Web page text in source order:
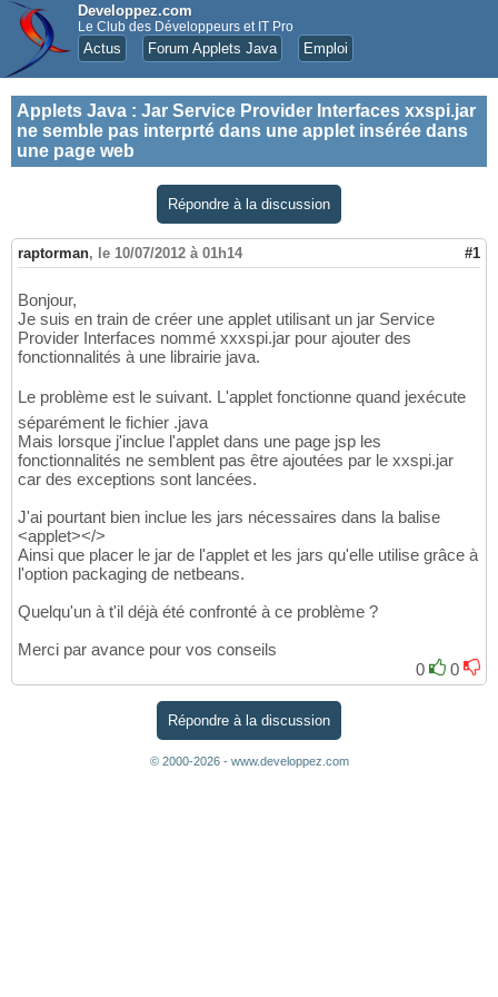
Developpez.com
Le Club des Développeurs et IT Pro
Actus Forum Applets Java Emploi
Applets Java : Jar Service Provider Interfaces xxspi.jar
ne semble pas interprté dans une applet insérée dans
une page web
Répondre à la discussion
raptorman, le 10/07/2012 à 01h14 #1
Bonjour,
Je suis en train de créer une applet utilisant un jar Service
Provider Interfaces nommé xxxspi.jar pour ajouter des
fonctionnalités à une librairie java.
Le problème est le suivant. L'applet fonctionne quand jexécute
séparément le fichier .java
Mais lorsque j'inclue l'applet dans une page jsp les
fonctionnalités ne semblent pas être ajoutées par le xxspi.jar
car des exceptions sont lancées.
J'ai pourtant bien inclue les jars nécessaires dans la balise
<applet></>
Ainsi que placer le jar de l'applet et les jars qu'elle utilise grâce à
l'option packaging de netbeans.
Quelqu'un à t'il déjà été confronté à ce problème ?
Merci par avance pour vos conseils
0
0
Répondre à la discussion
© 2000-2026 - www.developpez.com